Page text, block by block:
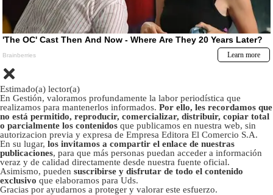
Estimado(a) lector(a)
En Gestión, valoramos profundamente la labor periodística que
realizamos para mantenerlos informados. Por ello, les recordamos que
no está permitido, reproducir, comercializar, distribuir, copiar total
o parcialmente los contenidos que publicamos en nuestra web, sin
autorizacion previa y expresa de Empresa Editora El Comercio S.A.
En su lugar, los invitamos a compartir el enlace de nuestras
publicaciones, para que más personas puedan acceder a información
veraz y de calidad directamente desde nuestra fuente oficial.
Asimismo, pueden suscribirse y disfrutar de todo el contenido
exclusivo que elaboramos para Uds.
Gracias por ayudarnos a proteger y valorar este esfuerzo.